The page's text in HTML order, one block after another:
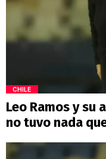
CHILE
Leo Ramos y su
no tuvo nada